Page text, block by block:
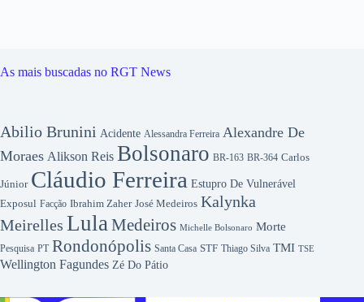
As mais buscadas no RGT News
Abilio Brunini Acidente Alessandra Ferreira Alexandre De
Moraes Alikson Reis Bolsonaro BR-163 BR-364 Carlos
Júnior Cláudio Ferreira Estupro De Vulnerável
Exposul Facção Ibrahim Zaher José Medeiros Kalynka
Meirelles LulaMedeiros Michelle Bolsonaro Morte
Pesquisa PT Rondonópolis Santa Casa STF Thiago Silva TMI TSE
Wellington Fagundes Zé Do Pátio